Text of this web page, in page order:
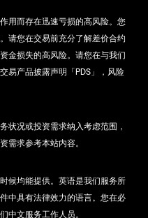
用而存在迅速亏损的高风险。您
请您在交易前充分了解差价合约
金损失的高风险。请您在与我们
易产品披露声明「PDS」，风险
状况或投资需求纳入考虑范围，
需求参考本站内容。
候均能提供。英语是我们服务所
中具有法律效力的语言。您在必
中文服务工作人员。